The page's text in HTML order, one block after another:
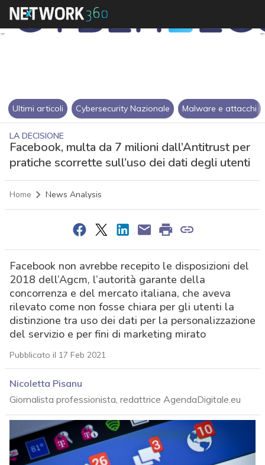
Ultimi articoli Cybersecurity Nazionale Malware e attacchi
LA DECISIONE
Facebook, multa da 7 milioni dall’Antitrust per
pratiche scorrette sull’uso dei dati degli utenti
Home News Analysis
Facebook non avrebbe recepito le disposizioni del
2018 dell’Agcm, l’autorità garante della
concorrenza e del mercato italiana, che aveva
rilevato come non fosse chiara per gli utenti la
distinzione tra uso dei dati per la personalizzazione
del servizio e per fini di marketing mirato
Pubblicato il 17 Feb 2021
Nicoletta Pisanu
Giornalista professionista, redattrice AgendaDigitale.eu